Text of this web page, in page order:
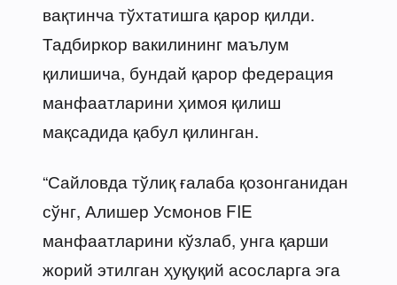
вақтинча тўхтатишга қарор қилди.
Тадбиркор вакилининг маълум
қилишича, бундай қарор федерация
манфаатларини ҳимоя қилиш
мақсадида қабул қилинган.
“Сайловда тўлиқ ғалаба қозонганидан
сўнг, Алишер Усмонов FIE
манфаатларини кўзлаб, унга қарши
жорий этилган ҳуқуқий асосларга эга